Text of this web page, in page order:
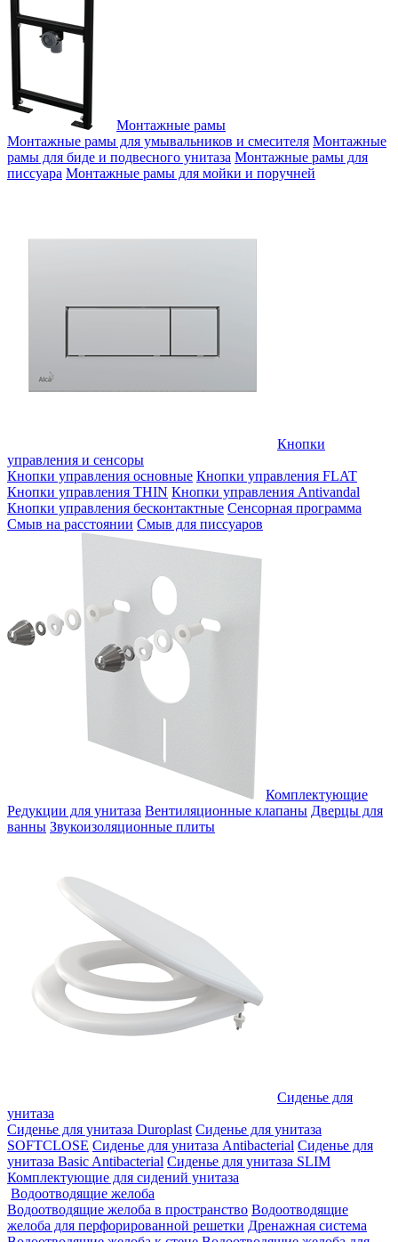
Монтажные рамы
Монтажные рамы для умывальников и смесителя Монтажные
рамы для биде и подвесного унитаза Монтажные рамы для
писсуара Монтажные рамы для мойки и поручней
Кнопки
управления и сенсоры
Кнопки управления основные Кнопки управления FLAT
Кнопки управления THIN Кнопки управления Antivandal
Кнопки управления бесконтактные Сенсорная программа
Смыв на расстоянии Смыв для писсуаров
Комплектующие
Редукции для унитаза Вентиляционные клапаны Дверцы для
ванны Звукоизоляционные плиты
Сиденье для
унитаза
Сиденье для унитаза Duroplast Сиденье для унитаза
SOFTCLOSE Сиденье для унитаза Antibacterial Сиденье для
унитаза Basic Antibacterial Сиденье для унитаза SLIM
Комплектующие для сидений унитаза
Водоотводящие желоба
Водоотводящие желоба в пространство Водоотводящие
желоба для перфорированной решетки Дренажная система